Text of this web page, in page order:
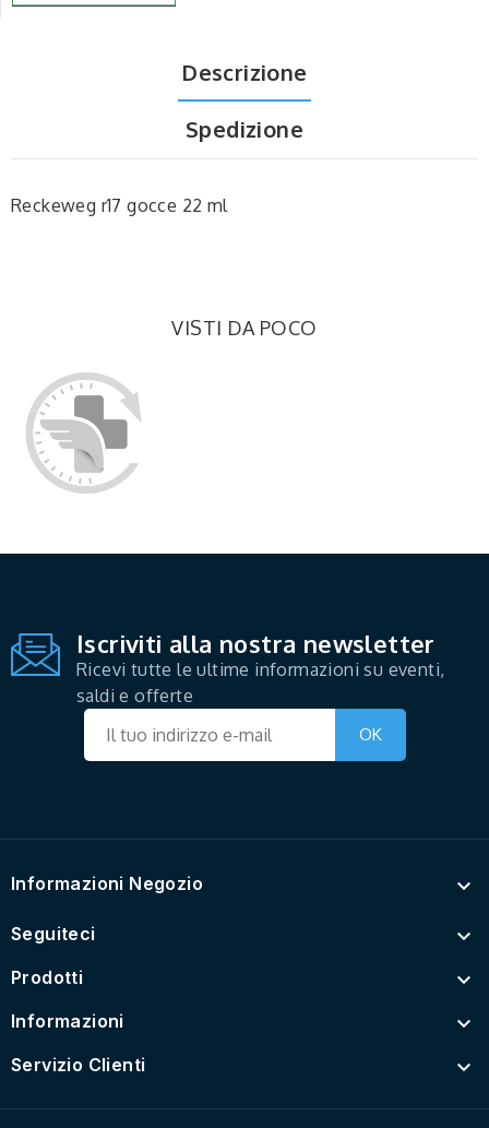
Descrizione
Spedizione
Reckeweg r17 gocce 22 ml
VISTI DA POCO
Iscriviti alla nostra newsletter
Ricevi tutte le ultime informazioni su eventi,
saldi e offerte
Informazioni Negozio 
Seguiteci 
Prodotti 
Informazioni 
Servizio Clienti 